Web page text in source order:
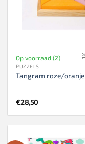
Op voorraad (2)
PUZZELS
Tangram roze/oranje
€28,50